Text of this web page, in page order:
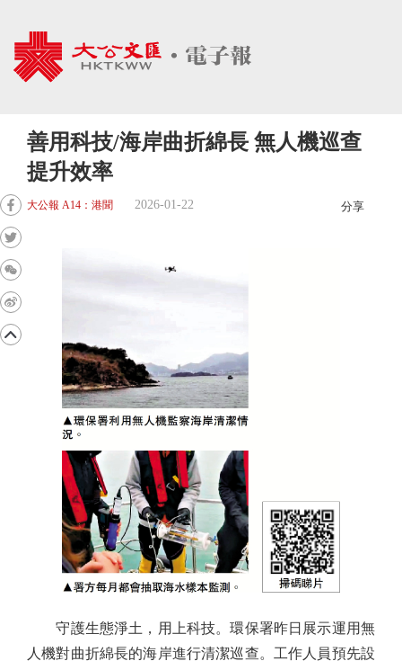
善用科技/海岸曲折綿長 無人機巡查
提升效率
大公報 A14：港聞 2026-01-22 分享
守護生態淨土，用上科技。環保署昨日展示運用無
人機對曲折綿長的海岸進行清潔巡查。工作人員預先設